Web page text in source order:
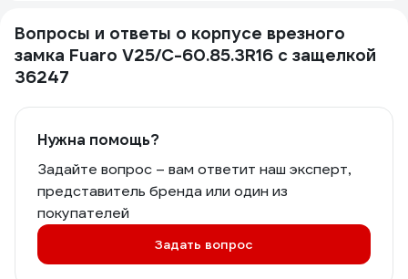
Вопросы и ответы о корпусе врезного
замка Fuaro V25/C-60.85.3R16 c защелкой
36247
Нужна помощь?
Задайте вопрос – вам ответит наш эксперт,
представитель бренда или один из
покупателей
Задать вопрос